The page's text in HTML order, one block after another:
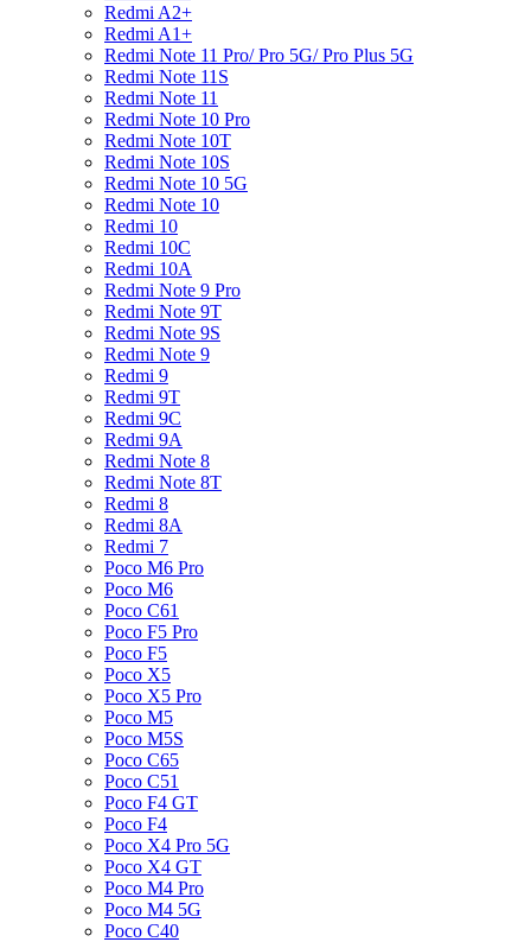
Redmi A2+
Redmi A1+
Redmi Note 11 Pro/ Pro 5G/ Pro Plus 5G
Redmi Note 11S
Redmi Note 11
Redmi Note 10 Pro
Redmi Note 10T
Redmi Note 10S
Redmi Note 10 5G
Redmi Note 10
Redmi 10
Redmi 10C
Redmi 10A
Redmi Note 9 Pro
Redmi Note 9T
Redmi Note 9S
Redmi Note 9
Redmi 9
Redmi 9T
Redmi 9C
Redmi 9A
Redmi Note 8
Redmi Note 8T
Redmi 8
Redmi 8A
Redmi 7
Poco M6 Pro
Poco M6
Poco C61
Poco F5 Pro
Poco F5
Poco X5
Poco X5 Pro
Poco M5
Poco M5S
Poco C65
Poco C51
Poco F4 GT
Poco F4
Poco X4 Pro 5G
Poco X4 GT
Poco M4 Pro
Poco M4 5G
Poco C40